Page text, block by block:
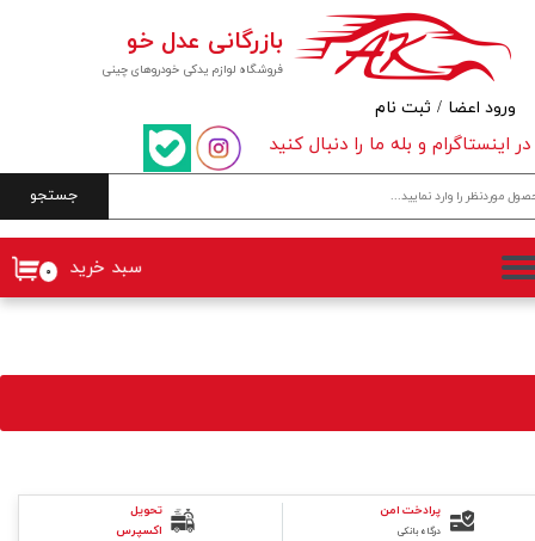
فروشگاه لوازم یدکی خودروهای چینی
بازرگانی عدل خو
جستجو
۰ سبد خرید
در اینستاگرام و بله ما را دنبال کنید
ورود اعضا / ثبت نام
حساب کاربری من
تغییر گذر واژه
سفارشات
خروج از حساب کاربری
تحویل
اکسپرس
پرادخت امن
درگاه بانکی